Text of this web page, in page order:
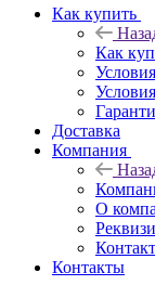
Как купить
Как
Доставка
Компания
О
Контакты